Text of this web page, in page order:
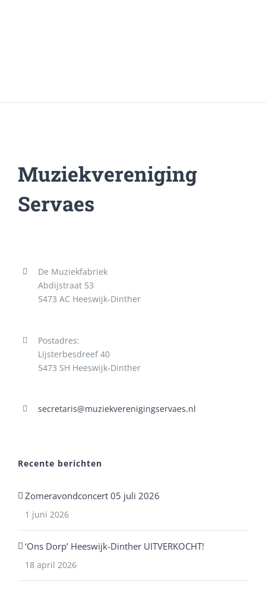
Muziekvereniging
Servaes
De Muziekfabriek
Abdijstraat 53
5473 AC Heeswijk-Dinther
Postadres:
Lijsterbesdreef 40
5473 SH Heeswijk-Dinther
secretaris@muziekverenigingservaes.nl
Recente berichten
Zomeravondconcert 05 juli 2026
1 juni 2026
‘Ons Dorp’ Heeswijk-Dinther UITVERKOCHT!
18 april 2026